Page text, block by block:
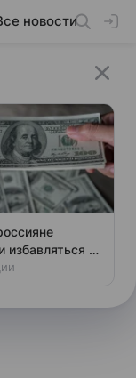
новости
избавляться от
евро